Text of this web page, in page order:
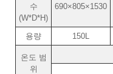
수
(W*D*H)
690×805×1530
용량 150L
온도 범
위